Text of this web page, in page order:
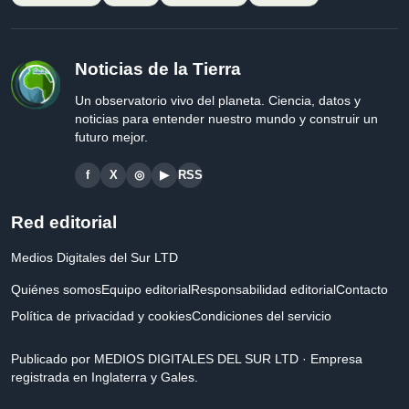
Noticias de la Tierra
Un observatorio vivo del planeta. Ciencia, datos y
noticias para entender nuestro mundo y construir un
futuro mejor.
f X ◎ ▶ RSS
Red editorial
Medios Digitales del Sur LTD
Quiénes somosEquipo editorialResponsabilidad editorialContacto
Política de privacidad y cookiesCondiciones del servicio
Publicado por MEDIOS DIGITALES DEL SUR LTD · Empresa
registrada en Inglaterra y Gales.